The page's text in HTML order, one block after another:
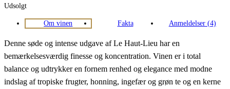
Udsolgt
Om vinen Fakta Anmeldelser (4)
Denne søde og intense udgave af Le Haut-Lieu har en
bemærkelsesværdig finesse og koncentration. Vinen er i total
balance og udtrykker en fornem renhed og elegance med modne
indslag af tropiske frugter, honning, ingefær og grøn te og en kerne